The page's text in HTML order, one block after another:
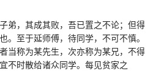
，其成其败，吾已置之不论；但得
。至于延师傅，待同学，不可不慎。
当称为某先生，次亦称为某兄，不得
不时散给诸众同学。每见贫家之